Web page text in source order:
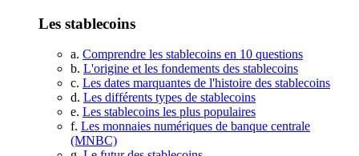
Les stablecoins
a. Comprendre les stablecoins en 10 questions
b. L'origine et les fondements des stablecoins
c. Les dates marquantes de l'histoire des stablecoins
d. Les différents types de stablecoins
e. Les stablecoins les plus populaires
f. Les monnaies numériques de banque centrale
(MNBC)